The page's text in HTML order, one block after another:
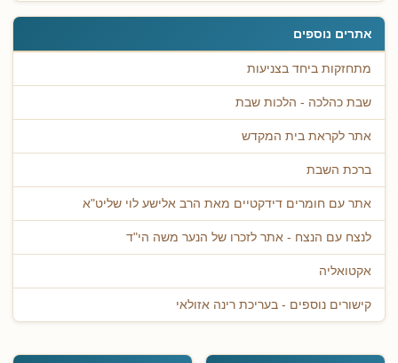
אתרים נוספים
מתחזקות ביחד בצניעות
שבת כהלכה - הלכות שבת
אתר לקראת בית המקדש
ברכת השבת
אתר עם חומרים דידקטיים מאת הרב אלישע לוי שליט"א
לנצח עם הנצח - אתר לזכרו של הנער משה הי"ד
אקטואליה
קישורים נוספים - בעריכת רינה אזולאי